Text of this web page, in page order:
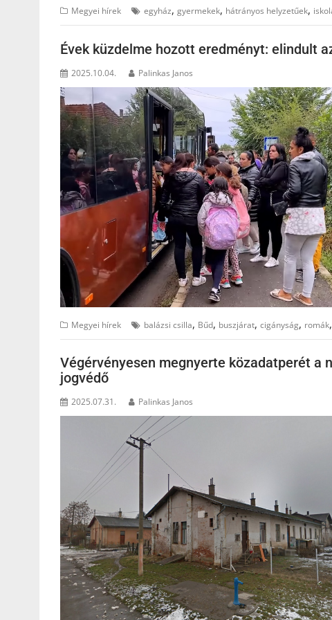
Megyei hírek egyház, gyermekek, hátrányos helyzetűek,
Évek küzdelme hozott eredményt: elindult
2025.10.04. Palinkas Janos
Megyei hírek balázsi csilla, Bűd, buszjárat, cigányság, romák,
Végérvényesen megnyerte közadatperét a
jogvédő
2025.07.31. Palinkas Janos